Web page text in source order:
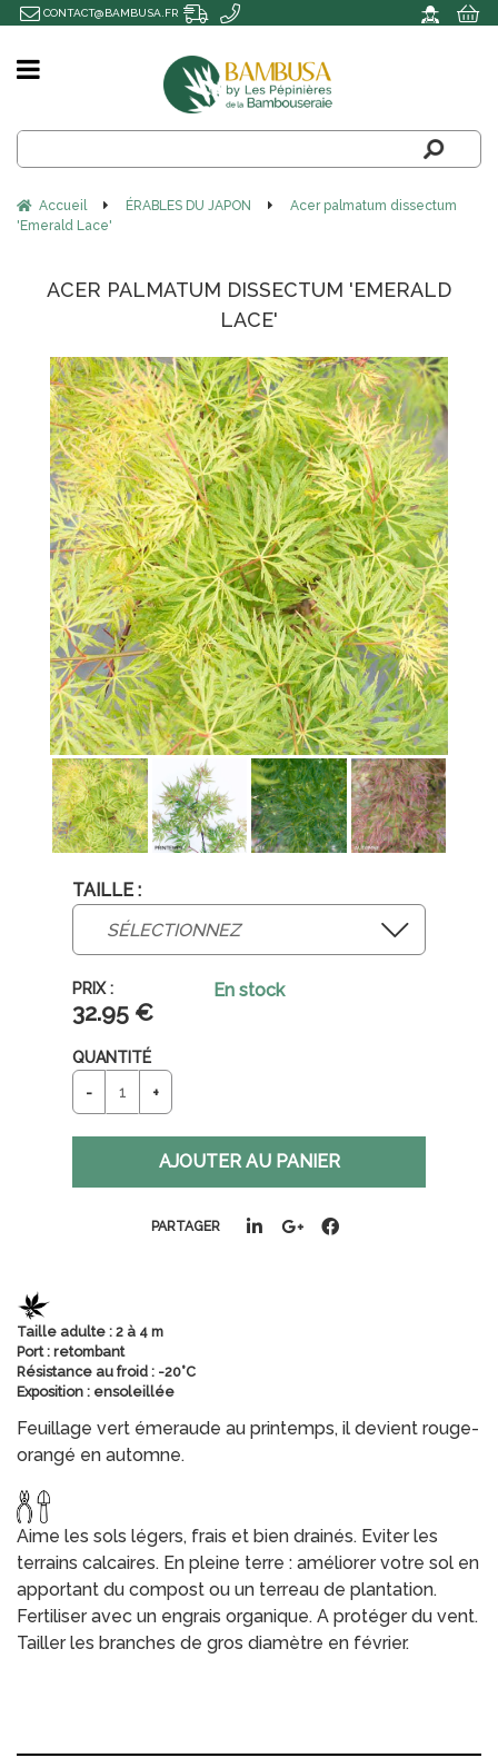
Accueil ÉRABLES DU JAPON
Acer palmatum dissectum
'Emerald Lace'
ACER PALMATUM DISSECTUM 'EMERALD
LACE'
TAILLE :
32.95 €
En stock
QUANTITÉ
PARTAGER
Taille adulte : 2 à 4 m
Port : retombant
Résistance au froid : -20°C
Exposition : ensoleillée
Feuillage vert émeraude au printemps, il devient rouge-
orangé en automne.
Aime les sols légers, frais et bien drainés. Eviter les
terrains calcaires. En pleine terre : améliorer votre sol en
apportant du compost ou un terreau de plantation.
Fertiliser avec un engrais organique. A protéger du vent.
Tailler les branches de gros diamètre en février.
CONTACT@BAMBUSA.FR